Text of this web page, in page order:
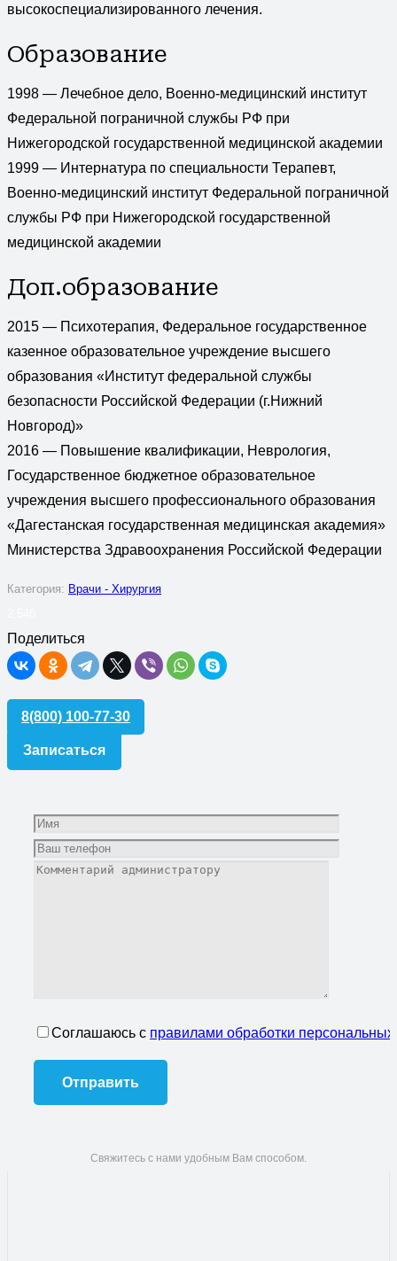
высокоспециализированного лечения.
Образование
1998 — Лечебное дело, Военно-медицинский институт
Федеральной пограничной службы РФ при
Нижегородской государственной медицинской академии
1999 — Интернатура по специальности Терапевт,
Военно-медицинский институт Федеральной пограничной
службы РФ при Нижегородской государственной
медицинской академии
Доп.образование
2015 — Психотерапия, Федеральное государственное
казенное образовательное учреждение высшего
образования «Институт федеральной службы
безопасности Российской Федерации (г.Нижний
Новгород)»
2016 — Повышение квалификации, Неврология,
Государственное бюджетное образовательное
учреждения высшего профессионального образования
«Дагестанская государственная медицинская академия»
Министерства Здравоохранения Российской Федерации
Категория: Врачи - Хирургия
Поделиться
8(800) 100-77-30
Записаться
Соглашаюсь с правилами обработки
Свяжитесь с нами удобным Вам способом.